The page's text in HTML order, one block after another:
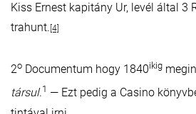
Kiss Ernest kapitány Ur, levél által 3
trahunt. [4]
2o Documentum hogy 1840ikig
társul.1 — Ezt pedig a Casino